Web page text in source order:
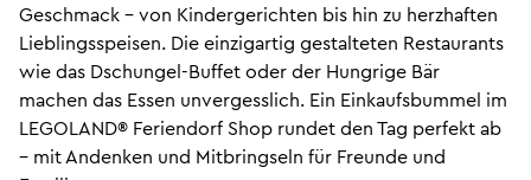
Geschmack – von Kindergerichten bis hin zu herzhaften
Lieblingsspeisen. Die einzigartig gestalteten Restaurants
wie das Dschungel-Buffet oder der Hungrige Bär
machen das Essen unvergesslich. Ein Einkaufsbummel im
LEGOLAND® Feriendorf Shop rundet den Tag perfekt ab
– mit Andenken und Mitbringseln für Freunde und